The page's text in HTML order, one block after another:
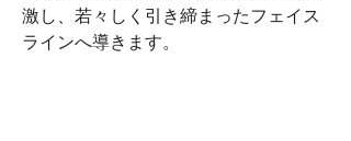
激し、若々しく引き締まったフェイス
ラインへ導きます。